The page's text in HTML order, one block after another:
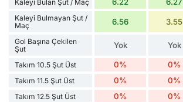
Kaleyi Bulan Şut / Maç 6.22 6.27
Kaleyi Bulmayan Şut /
Maç
6.56 3.55
Gol Başına Çekilen
Şut
Yok Yok
Takım 10.5 Şut Üst 0% 0%
Takım 11.5 Şut Üst 0% 0%
Takım 12.5 Şut Üst 0% 0%